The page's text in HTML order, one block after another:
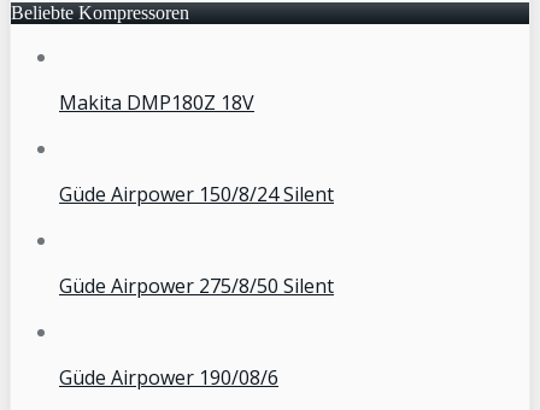
Beliebte Kompressoren
Makita DMP180Z 18V
Güde Airpower 150/8/24 Silent
Güde Airpower 275/8/50 Silent
Güde Airpower 190/08/6